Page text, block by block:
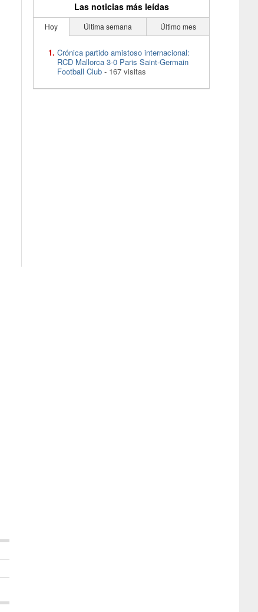
Las noticias más leídas
Hoy Última semana Último mes
Crónica partido amistoso internacional:
RCD Mallorca 3-0 Paris Saint-Germain
Football Club - 167 visitas